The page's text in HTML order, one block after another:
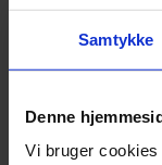
Samtykke
Denne
Vi bruger
Bure